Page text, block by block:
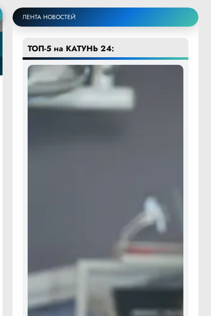
ЛЕНТА НОВОСТЕЙ
ТОП-5 на КАТУНЬ 24: